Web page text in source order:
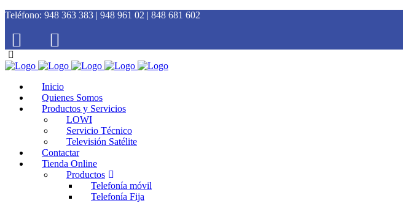
Teléfono: 948 363 383 | 948 961 02 | 848 681 602
Inicio
Quienes Somos
Productos y Servicios
LOWI
Servicio Técnico
Televisión Satélite
Contactar
Tienda Online
Productos
Telefonía móvil
Telefonía Fija